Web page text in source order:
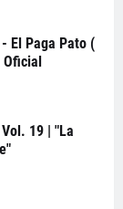
El Paga Pato (
19 | "La